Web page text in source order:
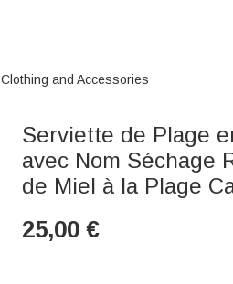
Clothing and Accessories
Serviette de Plage
avec Nom Séchage
de Miel à la Plage
25,00 €